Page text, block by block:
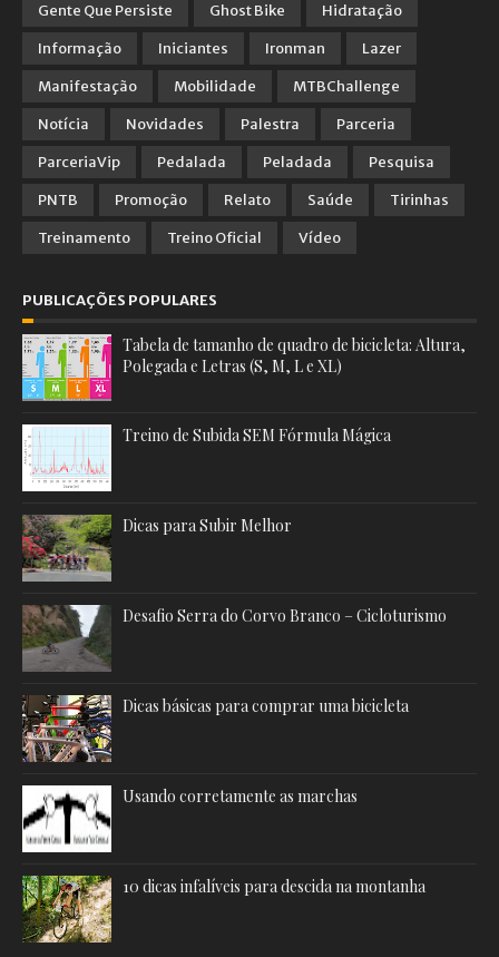
Gente Que Persiste
Ghost Bike
Hidratação
Informação
Iniciantes Ironman
Lazer
Manifestação
Mobilidade
MTBChallenge
Notícia
Novidades Palestra
Parceria
ParceriaVip
Pedalada Peladada
Pesquisa
PNTB
Promoção Relato Saúde
Tirinhas
Treinamento
Treino Oficial Vídeo
PUBLICAÇÕES POPULARES
Tabela de tamanho de quadro de bicicleta: Altura,
Polegada e Letras (S, M, L e XL)
Treino de Subida SEM Fórmula Mágica
Dicas para Subir Melhor
Desafio Serra do Corvo Branco – Cicloturismo
Dicas básicas para comprar uma bicicleta
Usando corretamente as marchas
10 dicas infalíveis para descida na montanha